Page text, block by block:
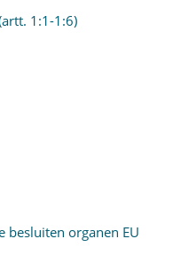
1:1-1:6)
besluiten organen EU